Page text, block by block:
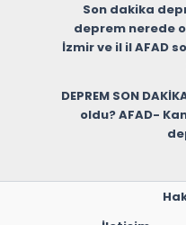
Son dakika
deprem nerede
İzmir ve il il AFAD
DEPREM SON
oldu? AFAD-